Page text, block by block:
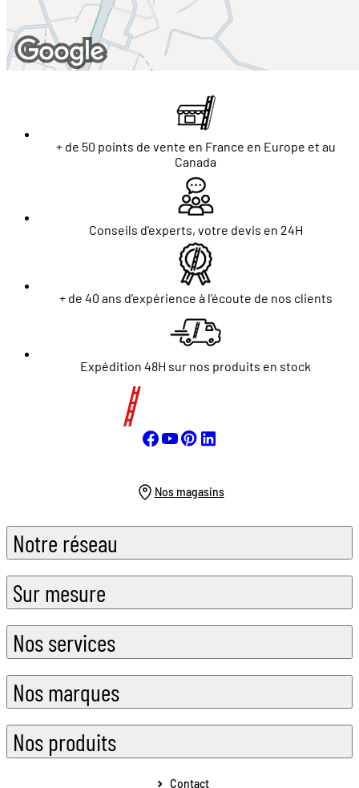
+ de 50 points de vente en France en Europe et au
Canada
Conseils d'experts, votre devis en 24H
+ de 40 ans d'expérience à l'écoute de nos clients
Expédition 48H sur nos produits en stock
Nos magasins
Notre réseau
Sur mesure
Nos services
Nos marques
Nos produits
Contact